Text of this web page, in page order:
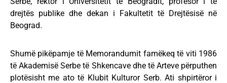
drejtës publike dhe dekan i Fakultetit të Drejtësisë në
Beograd.
Shumë pikëpamje të Memorandumit famëkeq të viti 1986
të Akademisë Serbe të Shkencave dhe të Arteve përputhen
plotësisht me ato të Klubit Kulturor Serb. Ati shpirtëror i